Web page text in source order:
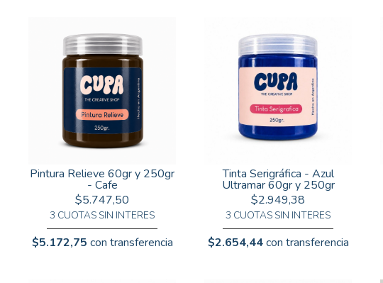
Pintura Relieve 60gr y 250gr
- Cafe
$5.747,50
3 CUOTAS SIN INTERES
$5.172,75 con transferencia
Tinta Serigráfica - Azul
Ultramar 60gr y 250gr
$2.949,38
3 CUOTAS SIN INTERES
$2.654,44con transferencia